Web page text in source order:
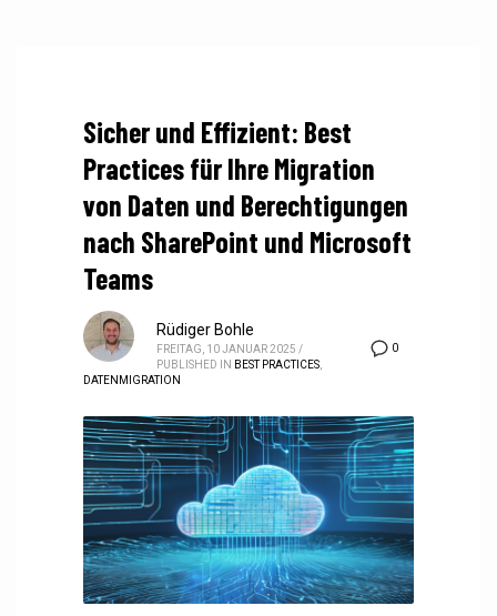
Sicher und Effizient: Best
Practices für Ihre Migration
von Daten und Berechtigungen
nach SharePoint und Microsoft
Teams
0
Rüdiger Bohle
FREITAG, 10 JANUAR 2025 /
PUBLISHED IN BEST PRACTICES
DATENMIGRATION